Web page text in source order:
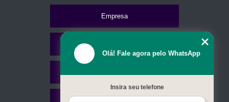
Empresa
Olá! Fale agora pelo WhatsApp
Insira seu telefone